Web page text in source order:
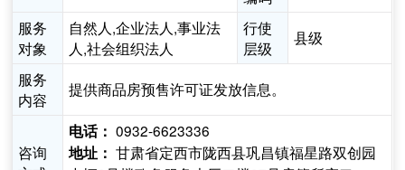
服务
对象
自然人,企业法人,事业法
人,社会组织法人
行使
层级
县级
服务
内容
提供商品房预售许可证发放信息。
咨询
电话： 0932-6623336
地址： 甘肃省定西市陇西县巩昌镇福星路双创园